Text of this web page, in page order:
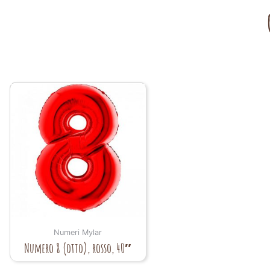
Numeri Mylar
Numero 8 (otto), rosso, 40″